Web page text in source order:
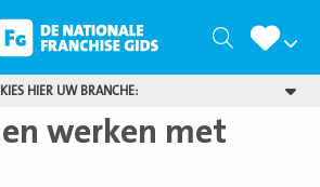
Zoeken
KIES HIER UW BRANCHE:
en werken met